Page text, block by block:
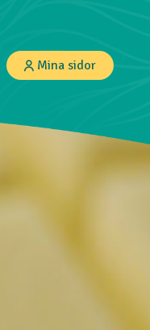
Mina sidor